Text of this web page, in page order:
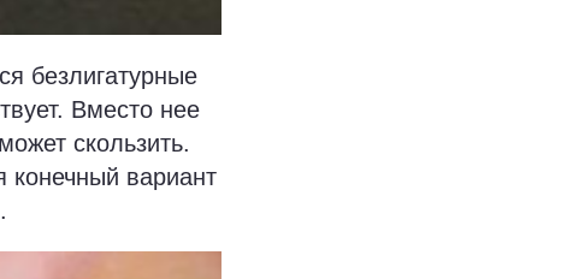
безлигатурные
Вместо нее
скользить.
конечный вариант